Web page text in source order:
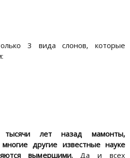
3 вида слонов, которые
лет назад мамонты,
другие известные науке
вымершими.Да и всех